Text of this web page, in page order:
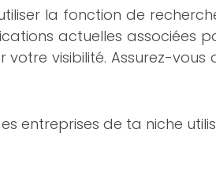
la fonction de
actuelles associées
visibilité. Assurez-vous
entreprises de ta niche